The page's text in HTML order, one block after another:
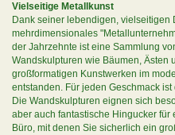
Vielseitige Metallkunst
Dank seiner lebendigen, vielseitigen
mehrdimensionales
der Jahrzehnte ist eine Sammlung
Wandskulpturen wie Bäumen, Ästen
großformatigen Kunstwerken im
entstanden. Für jeden Geschmack
Die Wandskulpturen eignen sich
aber auch fantastische Hingucker
Büro, mit denen Sie sicherlich ein